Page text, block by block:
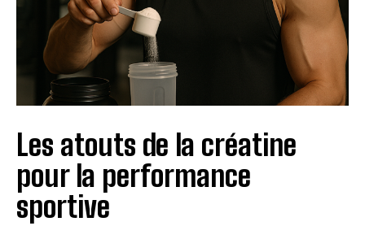
Les atouts de la créatine
pour la performance
sportive